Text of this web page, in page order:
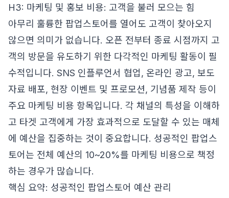
H3: 마케팅 및 홍보 비용: 고객을 불러 모으는 힘
아무리 훌륭한 팝업스토어를 열어도 고객이 찾아오지
않으면 의미가 없습니다. 오픈 전부터 종료 시점까지 고
객의 방문을 유도하기 위한 다각적인 마케팅 활동이 필
수적입니다. SNS 인플루언서 협업, 온라인 광고, 보도
자료 배포, 현장 이벤트 및 프로모션, 기념품 제작 등이
주요 마케팅 비용 항목입니다. 각 채널의 특성을 이해하
고 타겟 고객에게 가장 효과적으로 도달할 수 있는 매체
에 예산을 집중하는 것이 중요합니다. 성공적인 팝업스
토어는 전체 예산의 10~20%를 마케팅 비용으로 책정
하는 경우가 많습니다.
핵심 요약: 성공적인 팝업스토어 예산 관리